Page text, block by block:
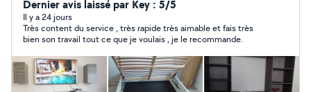
Dernier avis laissé par Key : 5/5
Il y a 24 jours
Très content du service , très rapide très aimable et fais très
bien son travail tout ce que je voulais , je le recommande.